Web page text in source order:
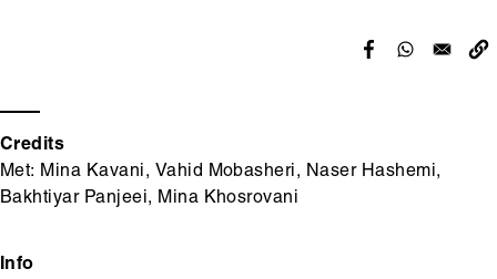
Credits
Met: Mina Kavani, Vahid Mobasheri, Naser Hashemi,
Bakhtiyar Panjeei, Mina Khosrovani
Info